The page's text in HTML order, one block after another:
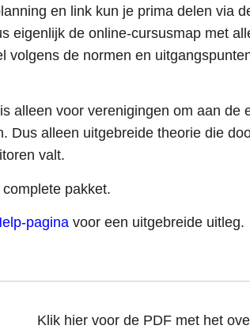
en link kun je prima delen via
eigenlijk de online-cursusmap met
volgens de normen en
alleen voor verenigingen om aan de
Dus alleen uitgebreide theorie die
valt.
pakket.
pagina voor een uitgebreide uitleg.
Klik hier voor de PDF met het